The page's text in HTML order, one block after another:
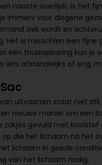
naaste overlijdt, is het
immers voor diegene
ziek wordt en
Het is misschien een fijne
een thuisopbaring kun je
iets afstandelijks of eng,
uitvaarten staat niet
nieuwe manier om een
zakjes gevuld met koolstof
die het lichaam na het
lichaam in goede
van het lichaam nodig.